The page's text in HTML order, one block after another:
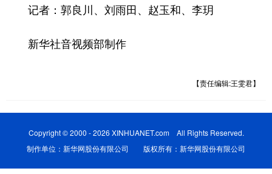
记者：郭良川、刘雨田、赵玉和、李玥
新华社音视频部制作
【责任编辑:王雯君】
Copyright © 2000 - 2026 XINHUANET.com All Rights Reserved.
制作单位：新华网股份有限公司 版权所有：新华网股份有限公司